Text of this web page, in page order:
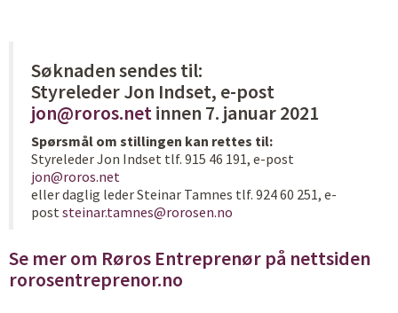
Søknaden sendes til:
Styreleder Jon Indset, e-post
jon@roros.netinnen 7. januar 2021
Spørsmål om stillingen kan rettes til:
Styreleder Jon Indset tlf. 915 46 191, e-post
jon@roros.net
eller daglig leder Steinar Tamnes tlf. 924 60 251, e-
post steinar.tamnes@rorosen.no
Se mer om Røros Entreprenør på nettsiden
rorosentreprenor.no